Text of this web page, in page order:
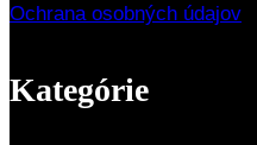
Ochrana osobných údajov
Kategórie